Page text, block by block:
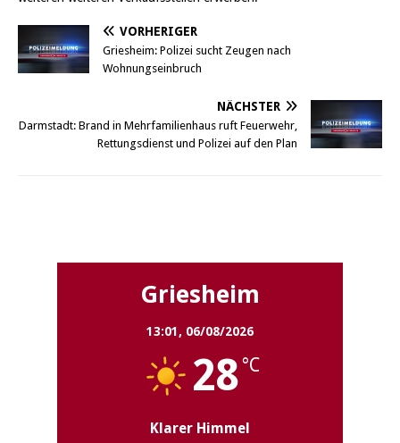
VORHERIGER
Griesheim: Polizei sucht Zeugen nach
Wohnungseinbruch
NÄCHSTER
Darmstadt: Brand in Mehrfamilienhaus ruft Feuerwehr,
Rettungsdienst und Polizei auf den Plan
Griesheim
13:01, 06/08/2026
28°C
Klarer Himmel